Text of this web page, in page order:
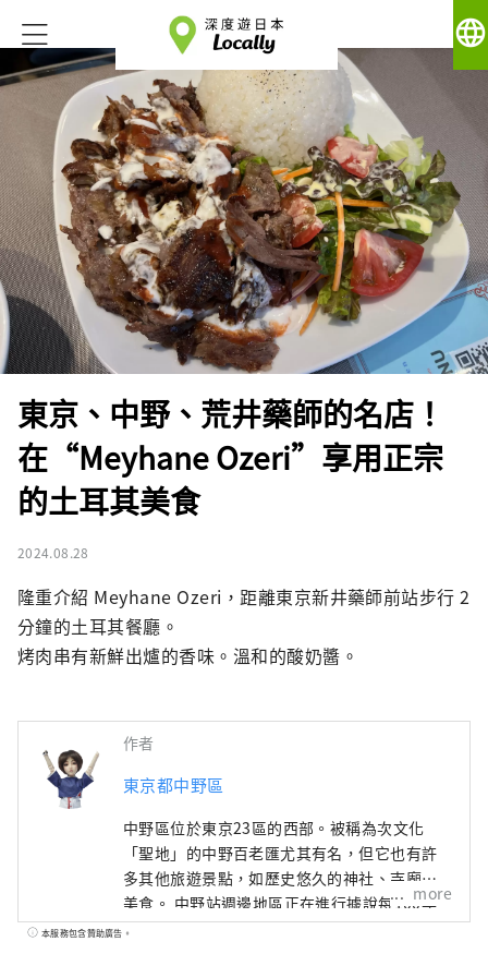
language
東京、中野、荒井藥師的名店！
在“Meyhane Ozeri”享用正宗
的土耳其美食
2024.08.28
隆重介紹 Meyhane Ozeri，距離東京新井藥師前站步行 2
分鐘的土耳其餐廳。
烤肉串有新鮮出爐的香味。溫和的酸奶醬。
作者
東京都中野區
中野區位於東京23區的西部。被稱為次文化
「聖地」的中野百老匯尤其有名，但它也有許
多其他旅遊景點，如歷史悠久的神社、寺廟和
美食。 中野站週邊地區正在進行據說每100年
一次的再開發，在城鎮發生變化的同時，中野
more
本服務包含贊助廣告。